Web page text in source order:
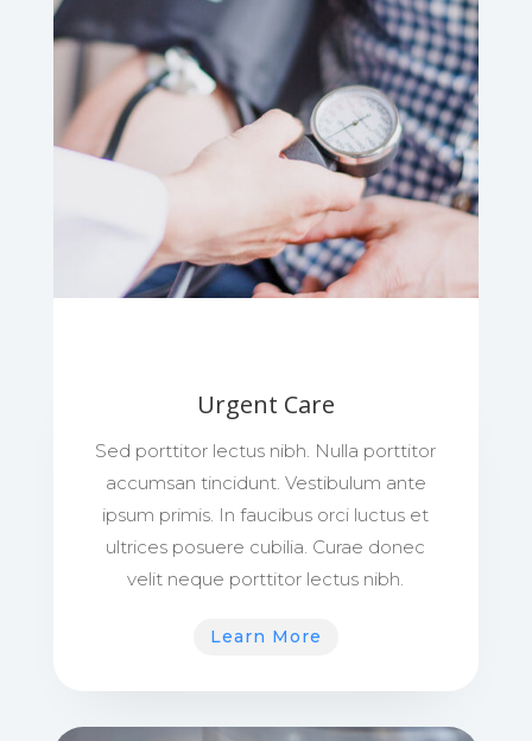
Urgent Care
Sed porttitor lectus nibh. Nulla porttitor
accumsan tincidunt. Vestibulum ante
ipsum primis. In faucibus orci luctus et
ultrices posuere cubilia. Curae donec
velit neque porttitor lectus nibh.
Learn More